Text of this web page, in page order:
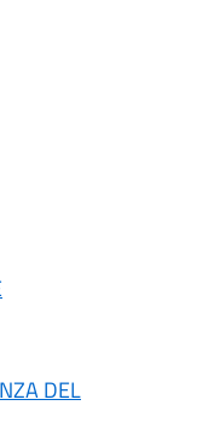
DEL